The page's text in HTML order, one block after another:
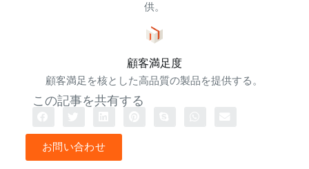
供。
顧客満足度
顧客満足を核とした高品質の製品を提供する。
この記事を共有する
お問い合わせ